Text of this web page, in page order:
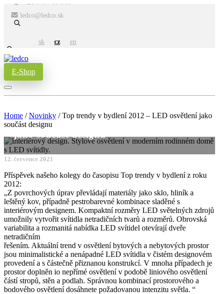
ledco@ledco.sk
sk cz en
E-Shop
Home /Novinky /Top trendy v bydlení 2012 – LED osvětlení jako
součást designu
Top trendy v bydlení 2012 – LED osvětlení
jako součást designu
12. července 2021
Příspěvek našeho kolegy do časopisu Top trendy v bydlení z roku
2012:
„Z povrchových úprav převládají materiály jako sklo, hliník a
leštěný kov, případně pestrobarevné kombinace sladěné s
interiérovým designem. Kompaktní rozměry LED světelných zdrojů
umožnily vytvořit svítidla netradičních tvarů a rozměrů. Obrovská
variabilita a rozmanitá nabídka LED svítidel otevírají dveře
netradičním
řešením. Aktuální trend v osvětlení bytových a nebytových prostor
jsou minimalistické a nenápadné LED svítidla v čistém designovém
provedení a s částečně přiznanou konstrukcí. V mnoha případech je
prostor doplněn io nepřímé osvětlení v podobě liniového osvětlení
částí stropů, stěn a podlah. Správnou kombinací prostorového a
bodového osvětlení dosáhnete požadovanou intenzitu světla. “